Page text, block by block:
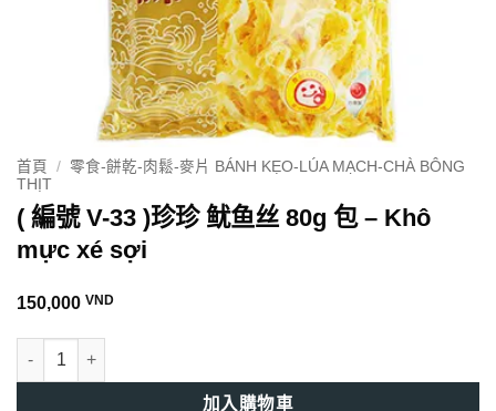
首頁 / 零食-餅乾-肉鬆-麥片 BÁNH KẸO-LÚA MẠCH-CHÀ BÔNG
THỊT
( 編號 V-33 )珍珍 鱿鱼丝 80g 包 – Khô
mực xé sợi
150,000 VND
( 編號 V-33 )珍珍 鱿鱼丝 80g 包 - Khô mực xé sợi 數量
加入購物車